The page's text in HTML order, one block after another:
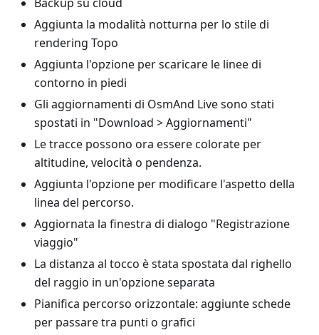
Aggiunta la modalità notturna per lo stile di
rendering Topo
Aggiunta l'opzione per scaricare le linee di
contorno in piedi
Gli aggiornamenti di OsmAnd Live sono stati
spostati in "Download > Aggiornamenti"
Le tracce possono ora essere colorate per
altitudine, velocità o pendenza.
Aggiunta l'opzione per modificare l'aspetto della
linea del percorso.
Aggiornata la finestra di dialogo "Registrazione
viaggio"
La distanza al tocco è stata spostata dal righello
del raggio in un'opzione separata
Pianifica percorso orizzontale: aggiunte schede
per passare tra punti o grafici